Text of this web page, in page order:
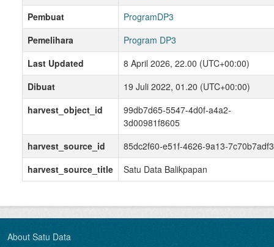
Pembuat
ProgramDP3
Pemelihara
Program DP3
Last Updated
8 April 2026, 22.00 (UTC+00:00)
Dibuat
19 Juli 2022, 01.20 (UTC+00:00)
harvest_object_id
99db7d65-5547-4d0f-a4a2-
3d00981f8605
harvest_source_id
85dc2f60-e51f-4626-9a13-
harvest_source_title
Satu Data Balikpapan
About Satu Data